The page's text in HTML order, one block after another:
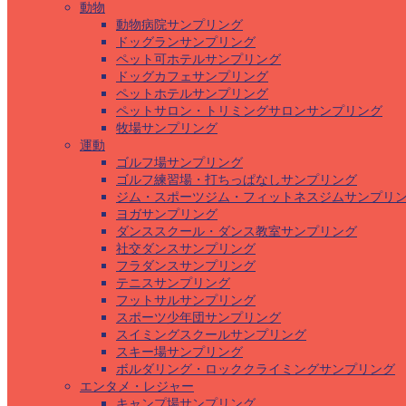
動物
動物病院サンプリング
ドッグランサンプリング
ペット可ホテルサンプリング
ドッグカフェサンプリング
ペットホテルサンプリング
ペットサロン・トリミングサロンサンプリング
牧場サンプリング
運動
ゴルフ場サンプリング
ゴルフ練習場・打ちっぱなしサンプリング
ジム・スポーツジム・フィットネスジムサンプリ
ヨガサンプリング
ダンススクール・ダンス教室サンプリング
社交ダンスサンプリング
フラダンスサンプリング
テニスサンプリング
フットサルサンプリング
スポーツ少年団サンプリング
スイミングスクールサンプリング
スキー場サンプリング
ボルダリング・ロッククライミングサンプリング
エンタメ・レジャー